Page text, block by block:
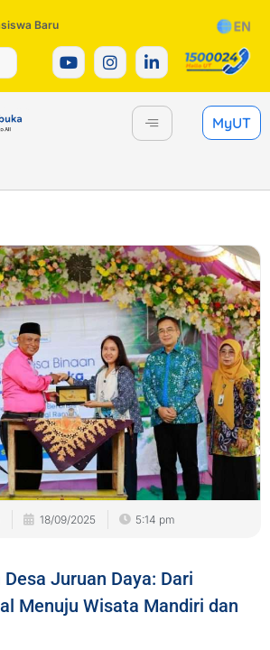
Baru
MyUT
18/09/2025 5:14 pm
Desa Juruan Daya: Dari
Menuju Wisata Mandiri dan